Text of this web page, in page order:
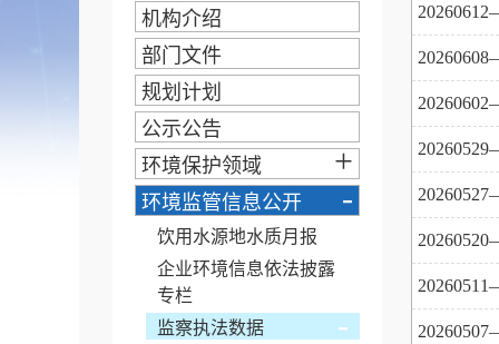
机构介绍
部门文件
规划计划
公示公告
环境保护领域
+
环境监管信息公开 -
饮用水源地水质月报
企业环境信息依法披露
专栏
监察执法数据
-